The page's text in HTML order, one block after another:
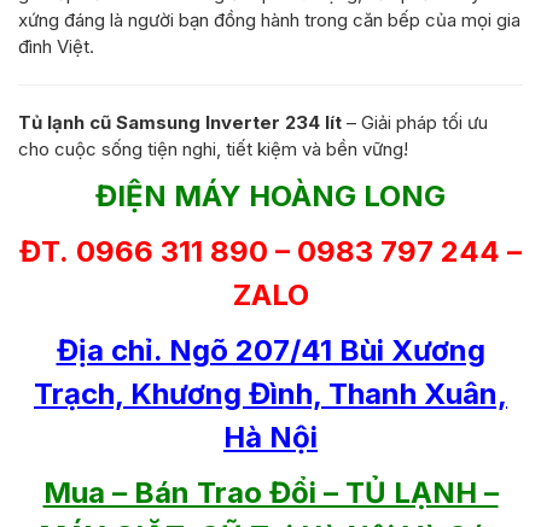
xứng đáng là người bạn đồng hành trong căn bếp của mọi gia
đình Việt.
Tủ lạnh cũ Samsung Inverter 234 lít – Giải pháp tối ưu
cho cuộc sống tiện nghi, tiết kiệm và bền vững!
ĐIỆN MÁY HOÀNG LONG
ĐT. 0966 311 890 – 0983 797 244 –
ZALO
Địa chỉ. Ngõ 207/41 Bùi Xương
Trạch, Khương Đình, Thanh Xuân,
Hà Nội
Mua – Bán Trao Đổi – TỦ LẠNH –